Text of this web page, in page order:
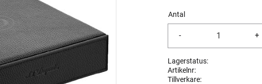
Antal
+
-
Lagerstatus
Artikelnr
Tillverkare